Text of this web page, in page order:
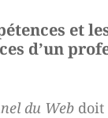
et
d’un
du Web doit